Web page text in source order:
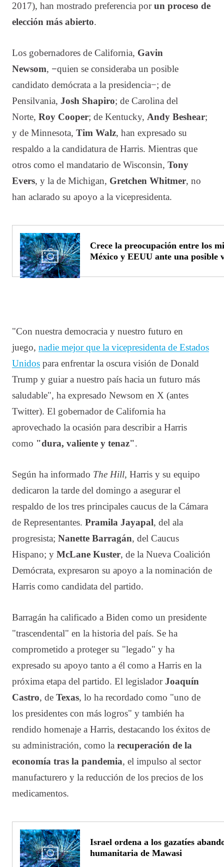
2017), han mostrado preferencia porun proceso de
elección más abierto.
Los gobernadores de California, Gavin
Newsom, −quien se consideraba un posible
candidato demócrata a la presidencia−; de
Pensilvania, Josh Shapiro; de Carolina del
Norte, Roy Cooper; de Kentucky, Andy Beshear;
y de Minnesota, Tim Walz, han expresado su
respaldo a la candidatura de Harris. Mientras que
otros como el mandatario de Wisconsin, Tony
Evers, y la de Michigan, Gretchen Whitmer, no
han aclarado su apoyo a la vicepresidenta.
Crece la preocupación entre los
México y EEUU ante una posible
"Con nuestra democracia y nuestro futuro en
juego, nadie mejor que la vicepresidenta de Estados
Unidos para enfrentar la oscura visión de Donald
Trump y guiar a nuestro país hacia un futuro más
saludable", ha expresado Newsom en X (antes
Twitter). El gobernador de California ha
aprovechado la ocasión para describir a Harris
como "dura, valiente y tenaz".
Según ha informado The Hill, Harris y su equipo
dedicaron la tarde del domingo a asegurar el
respaldo de los tres principales caucus de la Cámara
de Representantes. Pramila Jayapal, del ala
progresista; Nanette Barragán, del Caucus
Hispano; y McLane Kuster, de la Nueva Coalición
Demócrata, expresaron su apoyo a la nominación de
Harris como candidata del partido.
Barragán ha calificado a Biden como un presidente
"trascendental" en la historia del país. Se ha
comprometido a proteger su "legado" y ha
expresado su apoyo tanto a él como a Harris en la
próxima etapa del partido. El legisladorJoaquín
Castro, de Texas, lo ha recordado como "uno de
los presidentes con más logros" y también ha
rendido homenaje a Harris, destacando los éxitos de
su administración, como la recuperación de la
economía tras la pandemia, el impulso al sector
manufacturero y la reducción de los precios de los
medicamentos.
Israel ordena a los gazatíes
humanitaria de Mawasi